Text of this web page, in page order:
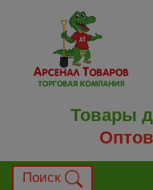
Товары
Поиск